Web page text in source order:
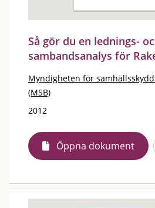
Så gör du en lednings-
sambandsanalys för
Myndigheten för
(MSB)
2012
Öppna dokument